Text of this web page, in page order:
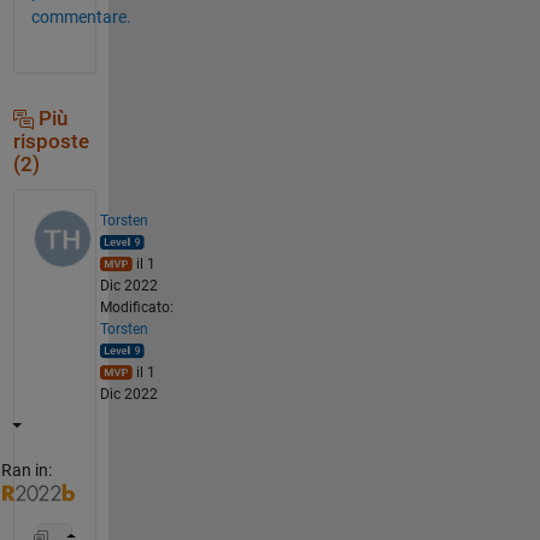
commentare.
Più
risposte
(2)
Torsten
il 1
Dic 2022
Modificato:
Torsten
il 1
Dic 2022
Ran in: